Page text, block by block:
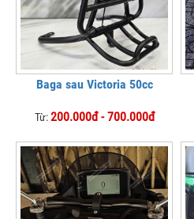
Baga sau Victoria 50cc
Từ:200.000đ - 700.000đ